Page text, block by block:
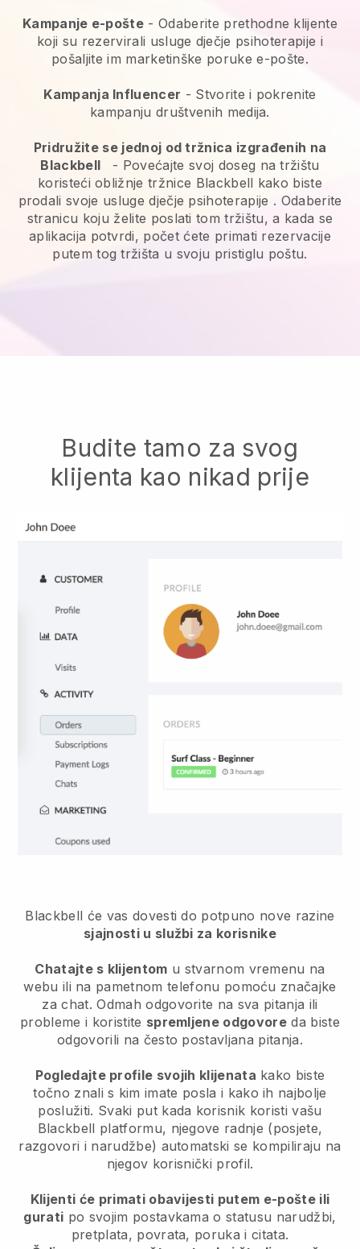
Kampanje e-pošte -Odaberite prethodne klijente
koji su rezervirali usluge dječje psihoterapije i
pošaljite im marketinške poruke e-pošte.
Kampanja Influencer - Stvorite i pokrenite
kampanju društvenih medija.
Pridružite se jednoj od tržnica izgrađenih na
Blackbell
- Povećajte svoj doseg na tržištu
koristeći obližnje tržnice Blackbell kako biste
prodali svoje usluge dječje psihoterapije . Odaberite
stranicu koju želite poslati tom tržištu, a kada se
aplikacija potvrdi, počet ćete primati rezervacije
putem tog tržišta u svoju pristiglu poštu.
Budite tamo za svog
klijenta kao nikad prije
Blackbell će vas dovesti do potpuno nove razine
sjajnosti u službi za korisnike
Chatajte s klijentom u stvarnom vremenu na
webu ili na pametnom telefonu pomoću značajke
za chat. Odmah odgovorite na sva pitanja ili
probleme i koristite spremljene odgovoreda biste
odgovorili na često postavljana pitanja.
Pogledajte profile svojih klijenata kako biste
točno znali s kim imate posla i kako ih najbolje
poslužiti. Svaki put kada korisnik koristi vašu
Blackbell platformu, njegove radnje (posjete,
razgovori i narudžbe) automatski se kompiliraju na
njegov korisnički profil.
Klijenti će primati obavijesti putem e-pošte ili
gurati po svojim postavkama o statusu narudžbi,
pretplata, povrata, poruka i citata.